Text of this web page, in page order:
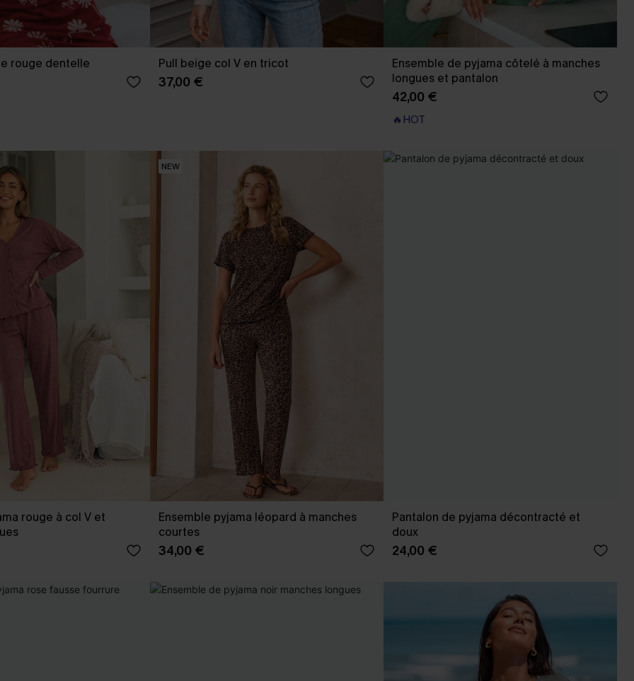
rouge dentelle Pull beige col V en tricot
37,00 €
Ensemble de pyjama côtelé à manches
longues et pantalon
42,00 €
🔥HOT
rouge à col V et
NEW
Ensemble pyjama léopard à manches
courtes
34,00 €
Pantalon de pyjama décontracté et
doux
24,00 €